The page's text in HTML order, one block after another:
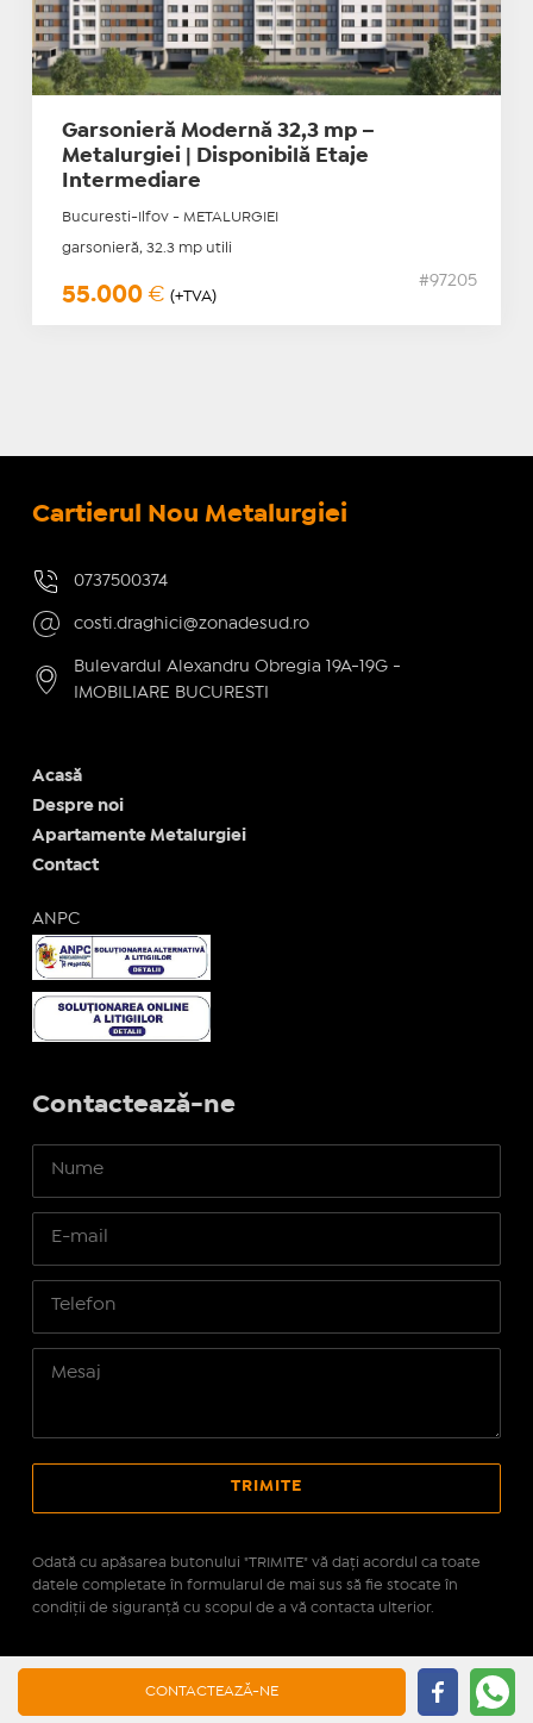
Garsonieră Modernă 32,3 mp –
Metalurgiei | Disponibilă Etaje
Intermediare
Bucuresti-Ilfov - METALURGIEI
garsonieră, 32.3 mp utili
55.000 € (+TVA)
#97205
CONTACTEAZĂ-NE
Cartierul Nou Metalurgiei
0737500374
costi.draghici@zonadesud.ro
Bulevardul Alexandru Obregia 19A-19G -
IMOBILIARE BUCURESTI
Acasă
Despre noi
Apartamente Metalurgiei
Contact
ANPC
Contactează-ne
Odată cu apăsarea butonului "TRIMITE" vă daţi acordul ca toate
datele completate în formularul de mai sus să fie stocate în
condiţii de siguranţă cu scopul de a vă contacta ulterior.
IMOPEDIA.ro - Anunțuri
pe tehnologie Real Manager - CRM Imobiliar